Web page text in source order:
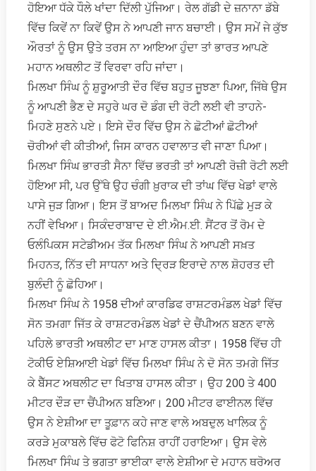
ਹੋਇਆ ਧੱਕੇ ਧੌਲੇ ਖਾਂਦਾ ਦਿੱਲੀ ਪੁੱਜਿਆ। ਰੇਲ ਗੱਡੀ ਦੇ ਜ਼ਨਾਨਾ ਡੱਬੇ
ਵਿੱਚ ਕਿਵੇਂ ਨਾ ਕਿਵੇਂ ਉਸ ਨੇ ਆਪਣੀ ਜਾਨ ਬਚਾਈ। ਉਸ ਸਮੇਂ ਜੇ ਕੁੱਝ
ਔਰਤਾਂ ਨੂੰ ਉਸ ਉਤੇ ਤਰਸ ਨਾ ਆਇਆ ਹੁੰਦਾ ਤਾਂ ਭਾਰਤ ਆਪਣੇ
ਮਹਾਨ ਅਥਲੀਟ ਤੋਂ ਵਿਰਵਾ ਰਹਿ ਜਾਂਦਾ।
ਮਿਲਖਾ ਸਿੰਘ ਨੂੰ ਸ਼ੁਰੂਆਤੀ ਦੌਰ ਵਿੱਚ ਬਹੁਤ ਜੂਝਣਾ ਪਿਆ, ਜਿੱਥੇ ਉਸ
ਨੂੰ ਆਪਣੀ ਭੈਣ ਦੇ ਸਹੁਰੇ ਘਰ ਦੋ ਡੰਗ ਦੀ ਰੋਟੀ ਲਈ ਵੀ ਤਾਹਨੇ-
ਮਿਹਣੇ ਸੁਣਨੇ ਪਏ। ਇਸੇ ਦੌਰ ਵਿੱਚ ਉਸ ਨੇ ਛੋਟੀਆਂ ਛੋਟੀਆਂ
ਚੋਰੀਆਂ ਵੀ ਕੀਤੀਆਂ, ਜਿਸ ਕਾਰਨ ਹਵਾਲਾਤ ਵੀ ਜਾਣਾ ਪਿਆ।
ਮਿਲਖਾ ਸਿੰਘ ਭਾਰਤੀ ਸੈਨਾ ਵਿੱਚ ਭਰਤੀ ਤਾਂ ਆਪਣੀ ਰੋਜ਼ੀ ਰੋਟੀ ਲਈ
ਹੋਇਆ ਸੀ, ਪਰ ਉੱਥੇ ਉਹ ਚੰਗੀ ਖ਼ੁਰਾਕ ਦੀ ਤਾਂਘ ਵਿੱਚ ਖੇਡਾਂ ਵਾਲੇ
ਪਾਸੇ ਜੁੜ ਗਿਆ। ਇਸ ਤੋਂ ਬਾਅਦ ਮਿਲਖਾ ਸਿੰਘ ਨੇ ਪਿੱਛੇ ਮੁੜ ਕੇ
ਨਹੀਂ ਵੇਖਿਆ। ਸਿਕੰਦਰਾਬਾਦ ਦੇ ਈ.ਐਮ.ਈ. ਸੈਂਟਰ ਤੋਂ ਰੋਮ ਦੇ
ਓਲੰਪਿਕਸ ਸਟੇਡੀਅਮ ਤੱਕ ਮਿਲਖਾ ਸਿੰਘ ਨੇ ਆਪਣੀ ਸਖ਼ਤ
ਮਿਹਨਤ, ਨਿੱਤ ਦੀ ਸਾਧਨਾ ਅਤੇ ਦ੍ਰਿੜ ਇਰਾਦੇ ਨਾਲ ਸ਼ੋਹਰਤ ਦੀ
ਬੁਲੰਦੀ ਨੂੰ ਛੋਹਿਆ।
ਮਿਲਖਾ ਸਿੰਘ ਨੇ 1958 ਦੀਆਂ ਕਾਰਡਿਫ ਰਾਸ਼ਟਰਮੰਡਲ ਖੇਡਾਂ ਵਿੱਚ
ਸੋਨ ਤਮਗਾ ਜਿੱਤ ਕੇ ਰਾਸ਼ਟਰਮੰਡਲ ਖੇਡਾਂ ਦੇ ਚੈਂਪੀਅਨ ਬਣਨ ਵਾਲੇ
ਪਹਿਲੇ ਭਾਰਤੀ ਅਥਲੀਟ ਦਾ ਮਾਣ ਹਾਸਲ ਕੀਤਾ। 1958 ਵਿੱਚ ਹੀ
ਟੋਕੀਓ ਏਸ਼ਿਆਈ ਖੇਡਾਂ ਵਿੱਚ ਮਿਲਖਾ ਸਿੰਘ ਨੇ ਦੋ ਸੋਨ ਤਮਗੇ ਜਿੱਤ
ਕੇ ਬੈੱਸਟ ਅਥਲੀਟ ਦਾ ਖਿਤਾਬ ਹਾਸਲ ਕੀਤਾ। ਉਹ 200 ਤੇ 400
ਮੀਟਰ ਦੌੜ ਦਾ ਚੈਂਪੀਅਨ ਬਣਿਆ। 200 ਮੀਟਰ ਫਾਈਨਲ ਵਿੱਚ
ਉਸ ਨੇ ਏਸ਼ੀਆ ਦਾ ਤੂਫ਼ਾਨ ਕਹੇ ਜਾਣ ਵਾਲੇ ਅਬਦੁਲ ਖਾਲਿਕ ਨੂੰ
ਕਰੜੇ ਮੁਕਾਬਲੇ ਵਿੱਚ ਫੋਟੋ ਫਿਨਿਸ਼ ਰਾਹੀਂ ਹਰਾਇਆ। ਉਸ ਵੇਲੇ
ਮਿਲਖਾ ਸਿੰਘ ਤੇ ਭਗਤਾ ਭਾਈਕਾ ਵਾਲੇ ਏਸ਼ੀਆ ਦੇ ਮਹਾਨ ਥਰੋਅਰ